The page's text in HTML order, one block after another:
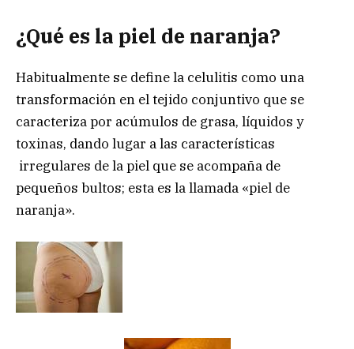
¿Qué es la piel de naranja?
Habitualmente se define la celulitis como una
transformación en el tejido conjuntivo que se
caracteriza por acúmulos de grasa, líquidos y
toxinas, dando lugar a las características
irregulares de la piel que se acompaña de
pequeños bultos; esta es la llamada «piel de
naranja».